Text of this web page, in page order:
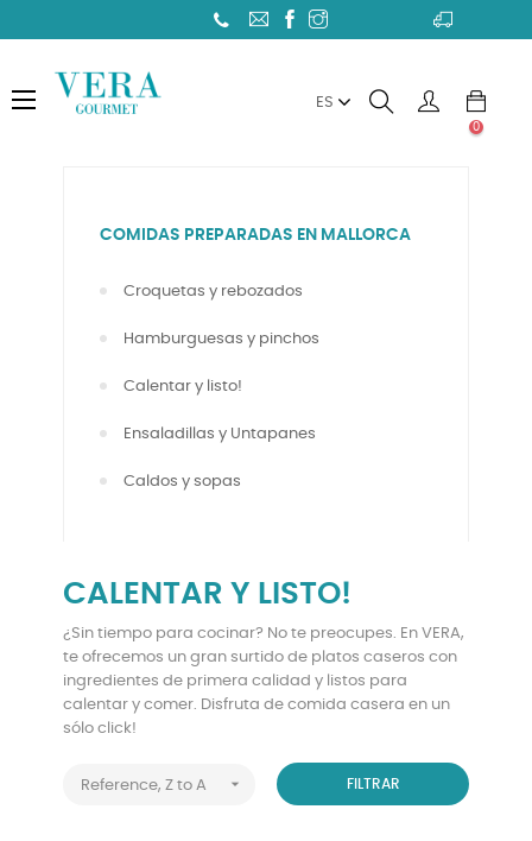
Toggle
☰ ES
0
COMIDAS PREPARADAS EN MALLORCA
Croquetas y rebozados
Hamburguesas y pinchos
Calentar y listo!
Ensaladillas y Untapanes
Caldos y sopas
CALENTAR Y LISTO!
¿Sin tiempo para cocinar? No te preocupes. En VERA,
te ofrecemos un gran surtido de platos caseros con
ingredientes de primera calidad y listos para
calentar y comer. Disfruta de comida casera en un
sólo click!
Reference, Z to A  FILTRAR